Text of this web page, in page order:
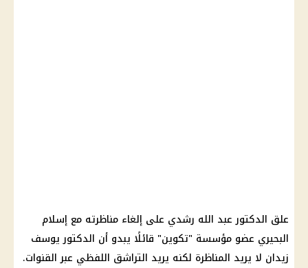
علق الدكتور عبد الله رشدي على إلغاء مناظرته مع إسلام
البحيري عضو مؤسسة "تكوين" قائلًا يبدو أن الدكتور يوسف
زيدان لا يريد المناظرة لكنه يريد التراشق اللفظي عبر القنوات.